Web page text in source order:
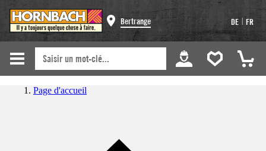
Bertrange DE | FR
Page d'accueil